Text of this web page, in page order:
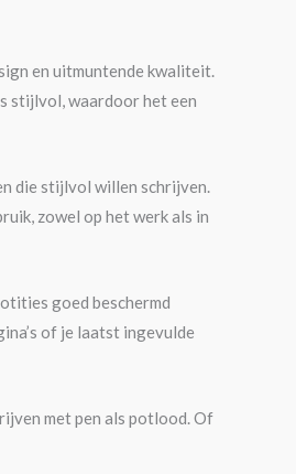
en uitmuntende kwaliteit.
stijlvol, waardoor het een
die stijlvol willen schrijven.
zowel op het werk als in
goed beschermd
of je laatst ingevulde
met pen als potlood. Of